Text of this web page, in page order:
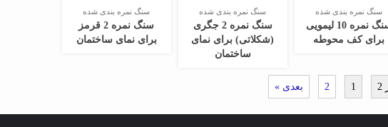
سنگ نمره بندی شده
سنگ نمره 10 لیمویی
برای کف محوطه
سنگ نمره بندی شده
سنگ نمره 2 جگری
(شکلاتی) برای نمای
ساختمان
سنگ نمره بندی شده
سنگ نمره 2 قرمز
برای نمای ساختمان
1
2 بعدی »